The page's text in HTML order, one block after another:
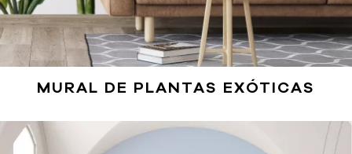
MURAL DE PLANTAS EXÓTICAS